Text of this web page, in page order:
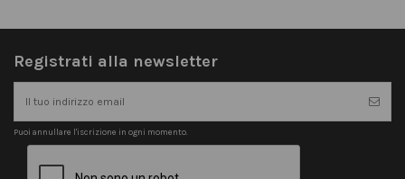
Registrati alla newsletter
Puoi annullare l'iscrizione in ogni momento.